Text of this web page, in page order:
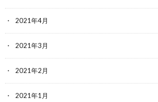
2021年4月
2021年3月
2021年2月
2021年1月